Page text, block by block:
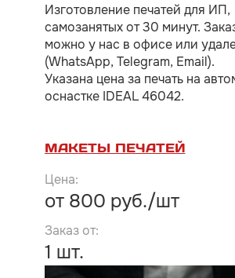
Изготовление печатей для ИП,
самозанятых от 30 минут.
можно у нас в офисе или
(WhatsApp, Telegram, Email).
Указана цена за печать на
оснастке IDEAL 46042.
МАКЕТЫ ПЕЧАТЕЙ
от 800 руб./шт
1 шт.